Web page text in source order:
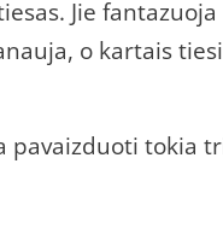
Jie
o kartais
pavaizduoti tokia